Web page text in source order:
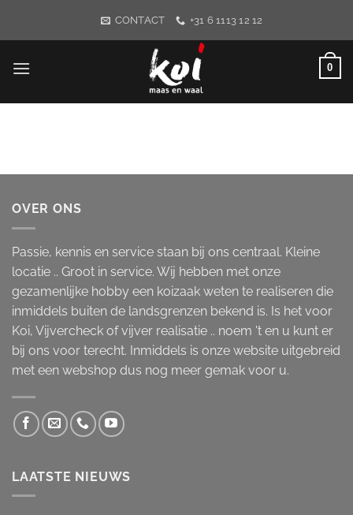
CONTACT +31 6 1113 12 12
0
OVER ONS
Passie, kennis en service staan bij ons centraal. Kleine
locatie .. Groot in service. Wij hebben met onze
gezamenlijke hobby een koizaak weten te realiseren die
inmiddels buiten de landsgrenzen bekend is. Is het voor
Koi, Vijvercheck of vijver realisatie .. noem 't en u kunt er
bij ons voor terecht. Inmiddels is onze website uitgebreid
met een webshop dus nog meer gemak voor u.
LAATSTE NIEUWS